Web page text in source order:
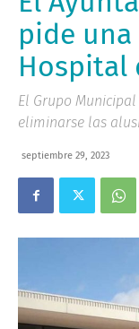
pide una
Hospital
El Grupo
eliminarse las
septiembre 29, 2023